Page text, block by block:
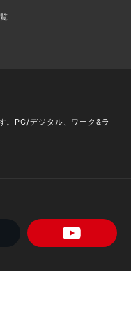
。PC/デジタル、ワーク&ラ